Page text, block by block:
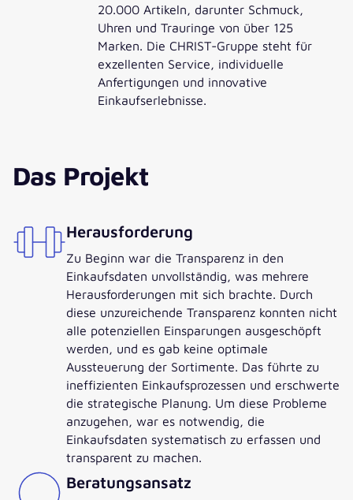
20.000 Artikeln, darunter Schmuck,
Uhren und Trauringe von über 125
Marken. Die CHRIST-Gruppe steht für
exzellenten Service, individuelle
Anfertigungen und innovative
Einkaufserlebnisse.
Das Projekt
Herausforderung
Zu Beginn war die Transparenz in den
Einkaufsdaten unvollständig, was mehrere
Herausforderungen mit sich brachte. Durch
diese unzureichende Transparenz konnten nicht
alle potenziellen Einsparungen ausgeschöpft
werden, und es gab keine optimale
Aussteuerung der Sortimente. Das führte zu
ineffizienten Einkaufsprozessen und erschwerte
die strategische Planung. Um diese Probleme
anzugehen, war es notwendig, die
Einkaufsdaten systematisch zu erfassen und
transparent zu machen.
Beratungsansatz